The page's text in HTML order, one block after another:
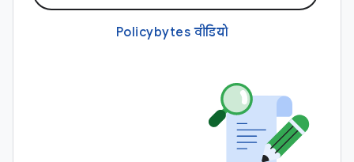
Policybytes वीडियो